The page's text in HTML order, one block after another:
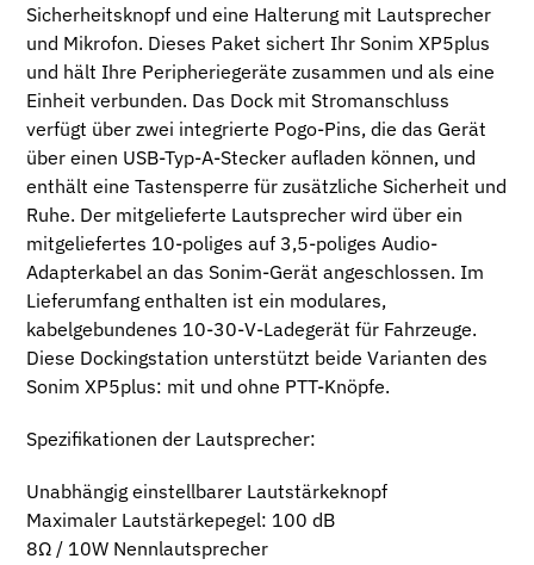
Sicherheitsknopf und eine Halterung mit Lautsprecher
und Mikrofon. Dieses Paket sichert Ihr Sonim XP5plus
und hält Ihre Peripheriegeräte zusammen und als eine
Einheit verbunden. Das Dock mit Stromanschluss
verfügt über zwei integrierte Pogo-Pins, die das Gerät
über einen USB-Typ-A-Stecker aufladen können, und
enthält eine Tastensperre für zusätzliche Sicherheit und
Ruhe. Der mitgelieferte Lautsprecher wird über ein
mitgeliefertes 10-poliges auf 3,5-poliges Audio-
Adapterkabel an das Sonim-Gerät angeschlossen. Im
Lieferumfang enthalten ist ein modulares,
kabelgebundenes 10-30-V-Ladegerät für Fahrzeuge.
Diese Dockingstation unterstützt beide Varianten des
Sonim XP5plus: mit und ohne PTT-Knöpfe.
Spezifikationen der Lautsprecher:
Unabhängig einstellbarer Lautstärkeknopf
Maximaler Lautstärkepegel: 100 dB
8Ω / 10W Nennlautsprecher